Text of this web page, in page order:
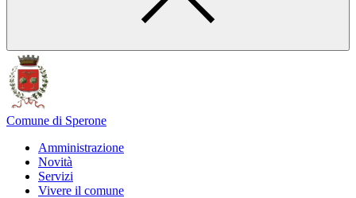
Comune di Sperone
Amministrazione
Novità
Servizi
Vivere il comune